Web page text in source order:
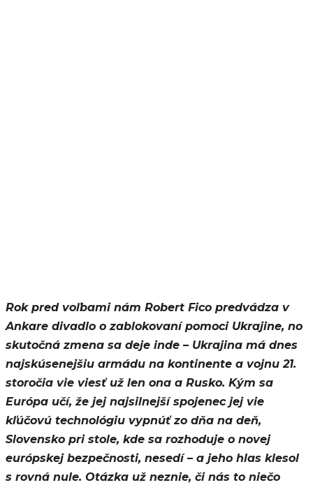
Rok pred voľbami nám Robert Fico predvádza v
Ankare divadlo o zablokovaní pomoci Ukrajine, no
skutočná zmena sa deje inde – Ukrajina má dnes
najskúsenejšiu armádu na kontinente a vojnu 21.
storočia vie viesť už len ona a Rusko. Kým sa
Európa učí, že jej najsilnejší spojenec jej vie
kľúčovú technológiu vypnúť zo dňa na deň,
Slovensko pri stole, kde sa rozhoduje o novej
európskej bezpečnosti, nesedí – a jeho hlas klesol
s rovná nule. Otázka už neznie, či nás to niečo